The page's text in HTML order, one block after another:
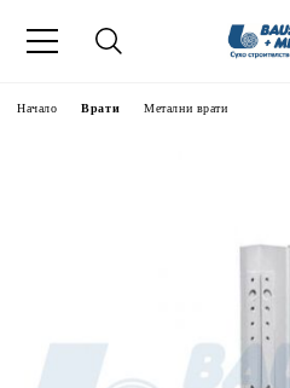
Начало Врати Метални врати